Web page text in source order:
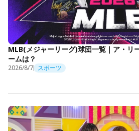
MLB(メジャーリーグ)球団一覧｜ア・リ
ームは？
2026/8/7 スポーツ